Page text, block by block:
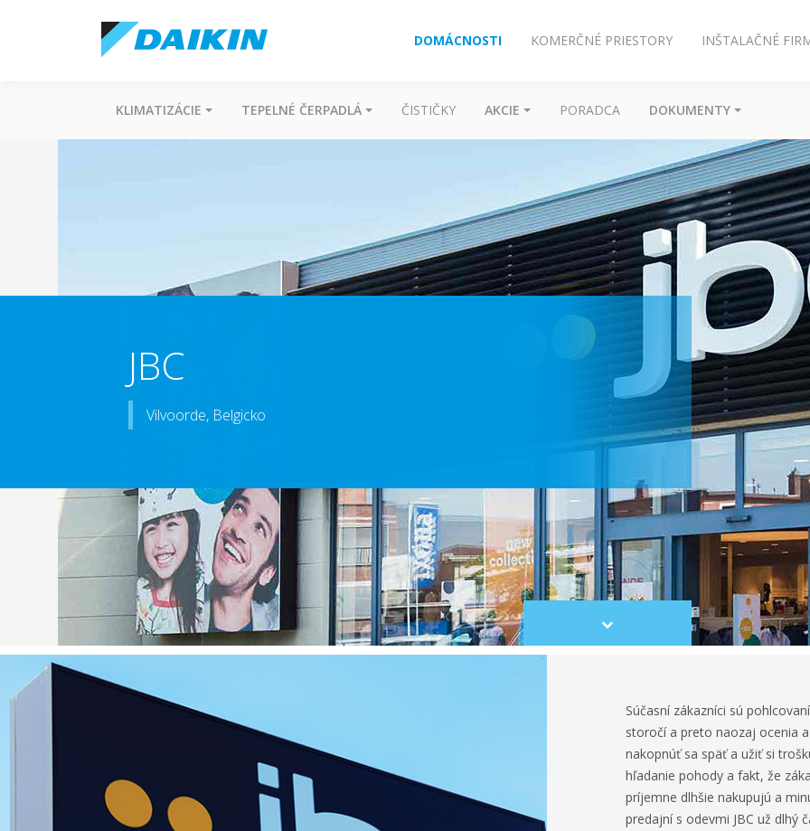
DOMÁCNOSTI KOMERČNÉ PRIESTORY INŠTALAČNÉ
KLIMATIZÁCIE TEPELNÉ ČERPADLÁ ČISTIČKY AKCIE PORADCA DOKUMENTY
JBC
Vilvoorde, Belgicko
Scroll
to
Súčasní zákazníci sú
storočí a preto naozaj ocenia
nakopnúť sa späť a užiť si
hľadanie pohody a fakt, že
príjemne dlhšie nakupujú a
predajní s odevmi JBC už dlhý